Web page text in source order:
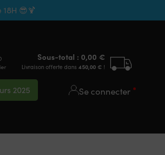
😎🍹
Sous-total : 0,00 €
Livraison offerte dans 450,00 € !
2025 Se connecter